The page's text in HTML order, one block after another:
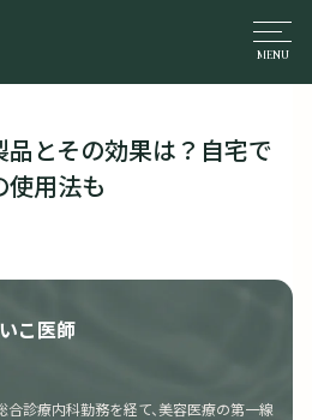
とその効果は？自宅で
使用法も
こ医師
合診療内科勤務を経て、美容医療の第一線